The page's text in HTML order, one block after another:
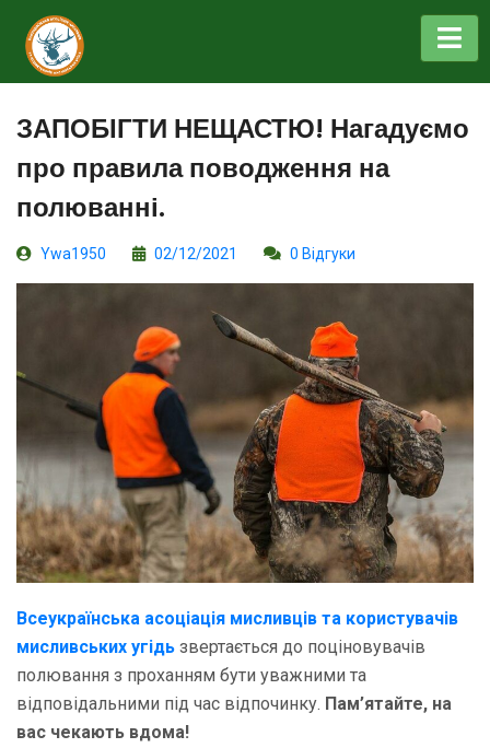
ЗАПОБІГТИ НЕЩАСТЮ! Нагадуємо
про правила поводження на
полюванні.
Ywa1950 02/12/2021 0 Відгуки
Всеукраїнська асоціація мисливців та користувачів
мисливських угідь звертається до поціновувачів
полювання з проханням бути уважними та
відповідальними під час відпочинку. Пам’ятайте, на
вас чекають вдома!